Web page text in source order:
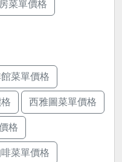
菜單價格
菜單價格
西雅圖菜單價格
格
菜單價格